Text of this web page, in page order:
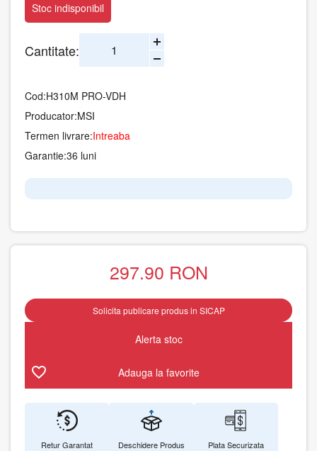
Stoc indisponibil
Cantitate:
Cod:H310M PRO-VDH
Producator:MSI
Termen livrare:Intreaba
Garantie:36 luni
297.90 RON
Solicita publicare produs in SICAP
Alerta stoc
Adauga la favorite
Retur Garantat Deschidere Produs Plata Securizata